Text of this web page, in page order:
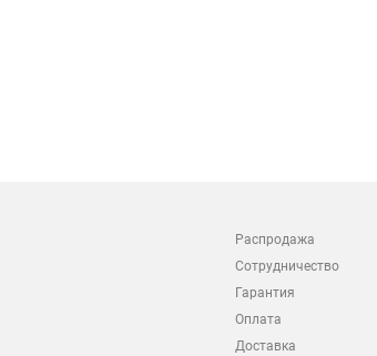
Распродажа
Сотрудничество
Гарантия
Оплата
Доставка